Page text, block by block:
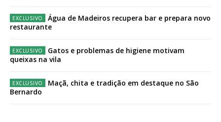
Edição em papel entregue à Quinta-feira em sua
casa
Acesso aos conteúdos Exclusivos para
Ofertas para assinatura anual
Água de Madeiros recupera bar e prepara novo
restaurante
Gatos e problemas de higiene motivam
queixas na vila
Maçã, chita e tradição em destaque no São
Bernardo